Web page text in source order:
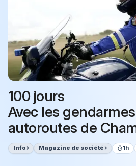
100 jours
Avec les
autoroutes de
Info Magazine de société 1h